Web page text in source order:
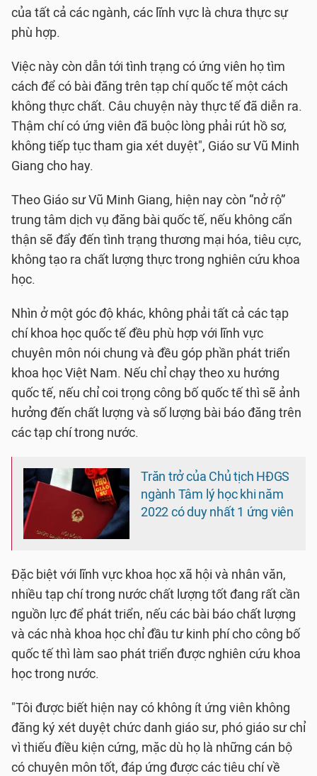
của tất cả các ngành, các lĩnh vực là chưa thực sự
phù hợp.
Việc này còn dẫn tới tình trạng có ứng viên họ tìm
cách để có bài đăng trên tạp chí quốc tế một cách
không thực chất. Câu chuyện này thực tế đã diễn ra.
Thậm chí có ứng viên đã buộc lòng phải rút hồ sơ,
không tiếp tục tham gia xét duyệt", Giáo sư Vũ Minh
Giang cho hay.
Theo Giáo sư Vũ Minh Giang, hiện nay còn “nở rộ”
trung tâm dịch vụ đăng bài quốc tế, nếu không cẩn
thận sẽ đẩy đến tình trạng thương mại hóa, tiêu cực,
không tạo ra chất lượng thực trong nghiên cứu khoa
học.
Nhìn ở một góc độ khác, không phải tất cả các tạp
chí khoa học quốc tế đều phù hợp với lĩnh vực
chuyên môn nói chung và đều góp phần phát triển
khoa học Việt Nam. Nếu chỉ chạy theo xu hướng
quốc tế, nếu chỉ coi trọng công bố quốc tế thì sẽ ảnh
hưởng đến chất lượng và số lượng bài báo đăng trên
các tạp chí trong nước.
Trăn trở của Chủ tịch HĐGS
ngành Tâm lý học khi năm
2022 có duy nhất 1 ứng viên
Đặc biệt với lĩnh vực khoa học xã hội và nhân văn,
nhiều tạp chí trong nước chất lượng tốt đang rất cần
nguồn lực để phát triển, nếu các bài báo chất lượng
và các nhà khoa học chỉ đầu tư kinh phí cho công bố
quốc tế thì làm sao phát triển được nghiên cứu khoa
học trong nước.
"Tôi được biết hiện nay có không ít ứng viên không
đăng ký xét duyệt chức danh giáo sư, phó giáo sư chỉ
vì thiếu điều kiện cứng, mặc dù họ là những cán bộ
có chuyên môn tốt, đáp ứng được các tiêu chí về